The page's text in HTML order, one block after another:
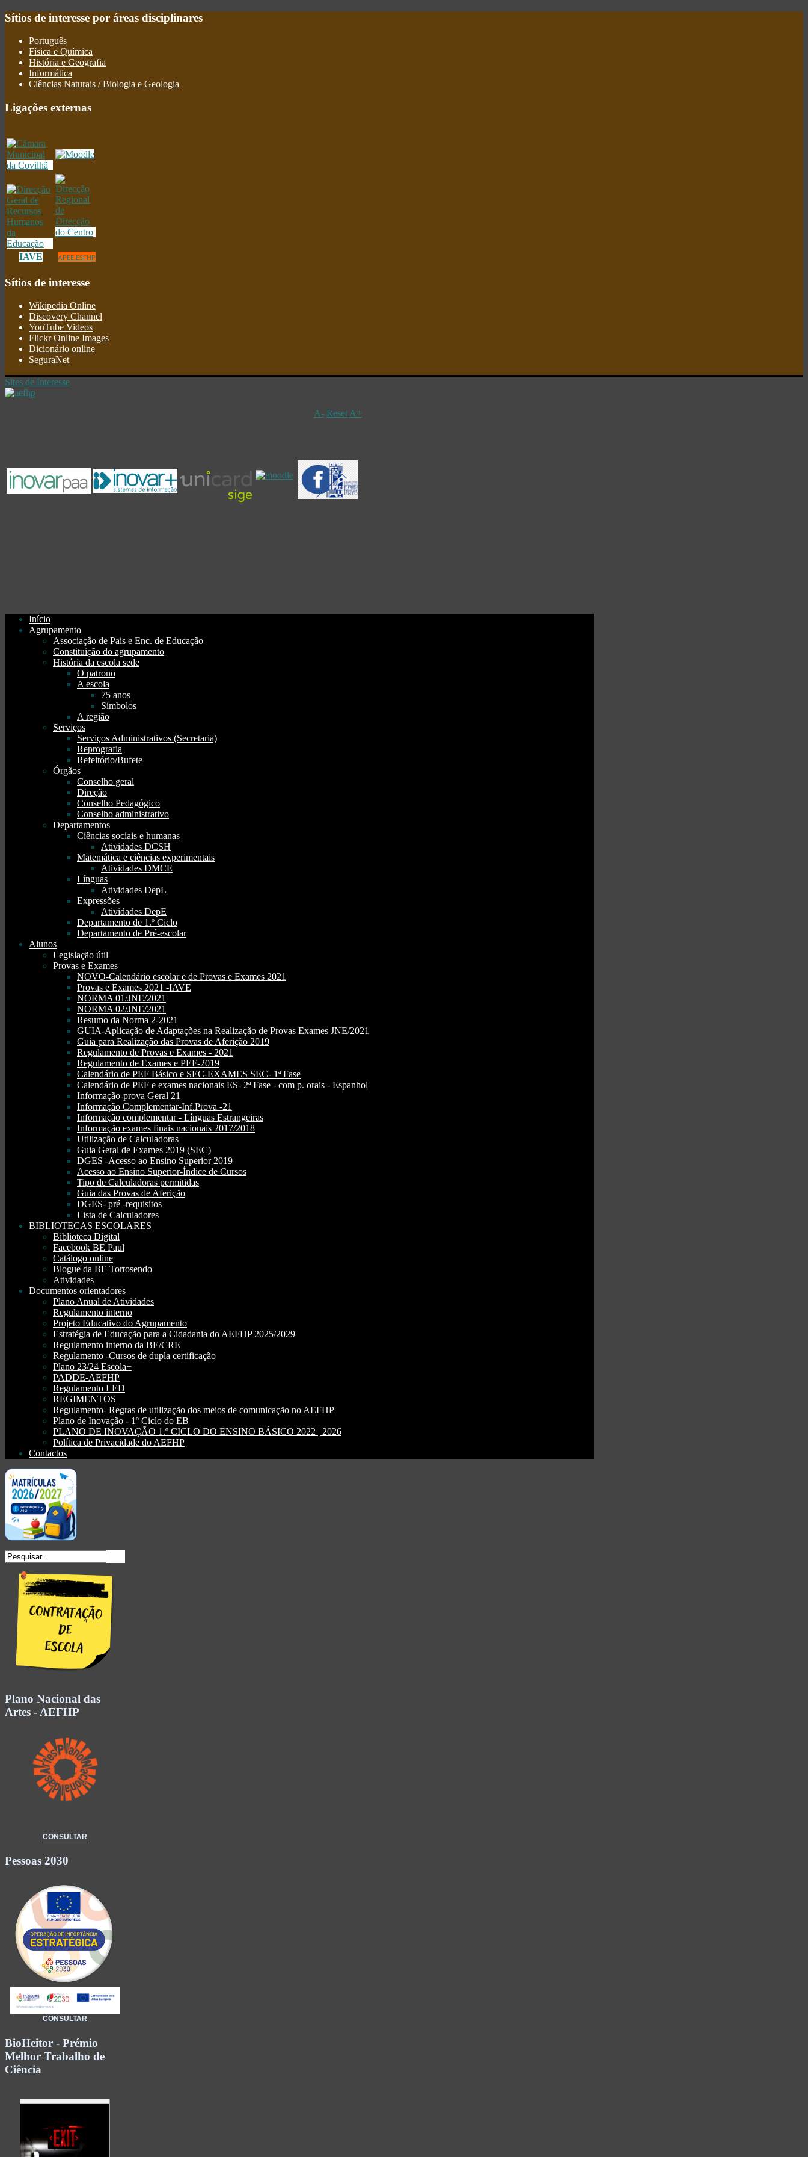
Sítios de interesse por áreas disciplinares
Português
Física e Química
História e Geografia
Informática
Ciências Naturais / Biologia e Geologia
Ligações externas
IAVE APEE.ESFHP
Sítios de interesse
Wikipedia Online
Discovery Channel
YouTube Videos
Flickr Online Images
Dicionário online
SeguraNet
Sites de Interesse
A- Reset A+
Início
Agrupamento
Associação de Pais e Enc. de Educação
Constituição do agrupamento
História da escola sede
O patrono
A escola
75 anos
Símbolos
A região
Serviços
Serviços Administrativos (Secretaria)
Reprografia
Refeitório/Bufete
Órgãos
Conselho geral
Direção
Conselho Pedagógico
Conselho administrativo
Departamentos
Ciências sociais e humanas
Atividades DCSH
Matemática e ciências experimentais
Atividades DMCE
Línguas
Atividades DepL
Expressões
Atividades DepE
Departamento de 1.º Ciclo
Departamento de Pré-escolar
Alunos
Legislação útil
Provas e Exames
NOVO-Calendário escolar e de Provas e Exames 2021
Provas e Exames 2021 -IAVE
NORMA 01/JNE/2021
NORMA 02/JNE/2021
Resumo da Norma 2-2021
GUIA-Aplicação de Adaptações na Realização de Provas Exames JNE/2021
Guia para Realização das Provas de Aferição 2019
Regulamento de Provas e Exames - 2021
Regulamento de Exames e PEF-2019
Calendário de PEF Básico e SEC-EXAMES SEC- 1ª Fase
Calendário de PEF e exames nacionais ES- 2ª Fase - com p. orais - Espanhol
Informação-prova Geral 21
Informação Complementar-Inf.Prova -21
Informação complementar - Línguas Estrangeiras
Informação exames finais nacionais 2017/2018
Utilização de Calculadoras
Guia Geral de Exames 2019 (SEC)
DGES -Acesso ao Ensino Superior 2019
Acesso ao Ensino Superior-Índice de Cursos
Tipo de Calculadoras permitidas
Guia das Provas de Aferição
DGES- pré -requisitos
Lista de Calculadores
BIBLIOTECAS ESCOLARES
Biblioteca Digital
Facebook BE Paul
Catálogo online
Blogue da BE Tortosendo
Atividades
Documentos orientadores
Plano Anual de Atividades
Regulamento interno
Projeto Educativo do Agrupamento
Estratégia de Educação para a Cidadania do AEFHP 2025/2029
Regulamento interno da BE/CRE
Regulamento -Cursos de dupla certificação
Plano 23/24 Escola+
PADDE-AEFHP
Regulamento LED
REGIMENTOS
Regulamento- Regras de utilização dos meios de comunicação no AEFHP
Plano de Inovação - 1º Ciclo do EB
PLANO DE INOVAÇÃO 1.º CICLO DO ENSINO BÁSICO 2022 | 2026
Política de Privacidade do AEFHP
Contactos
Plano Nacional das
Artes - AEFHP
CONSULTAR
Pessoas 2030
CONSULTAR
BioHeitor - Prémio
Melhor Trabalho de
Ciência